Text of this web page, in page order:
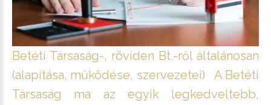
Betéti Társaság-, röviden Bt.-ről általánosan
(alapítása, működése, szervezetei) A Betéti
Társaság ma az egyik legkedveltebb,